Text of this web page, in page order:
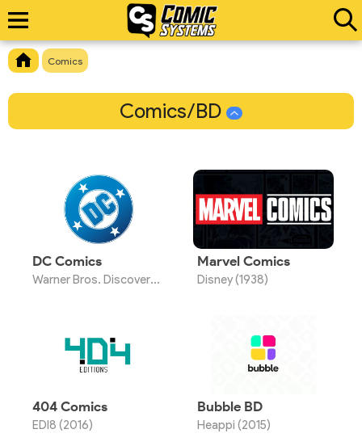
Comics
Comics/BD
DC Comics
Warner Bros. Discovery (1934)
Marvel Comics
Disney (1938)
404 Comics
EDI8 (2016)
Bubble BD
Heappi (2015)